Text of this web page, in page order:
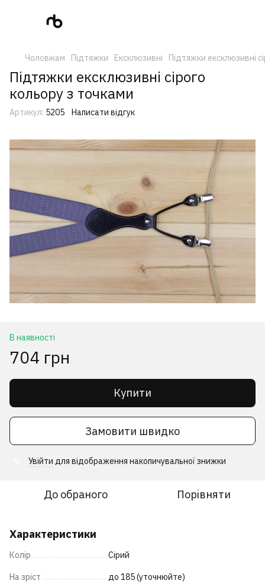
Чоловікам Підтяжки Ексклюзивні Підтяжки ексклюзивні
Підтяжки ексклюзивні сірого
кольору з точками
Артикул: 5205 Написати відгук
В наявності
704 грн
Купити
Замовити швидко
Увійти для відображення накопичувальної знижки
До обраного Порівняти
Характеристики
Колір Сірий
На зріст до 185 (уточнюйте)